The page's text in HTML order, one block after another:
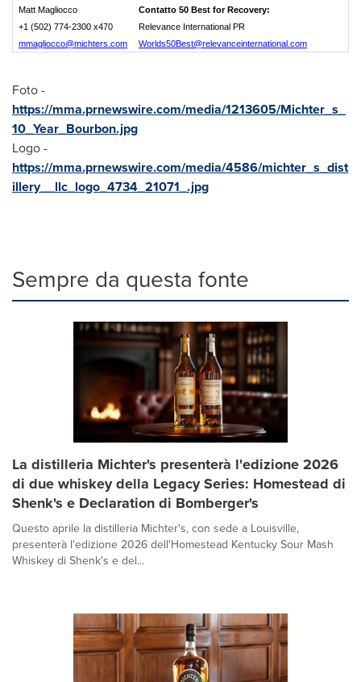
Matt Magliocco
+1 (502) 774-2300 x470
mmagliocco@michters.com
Contatto 50 Best for Recovery:
Relevance International PR
Worlds50Best@relevanceinternational.com
Foto -
https://mma.prnewswire.com/media/1213605/Michter_s_
10_Year_Bourbon.jpg
Logo -
https://mma.prnewswire.com/media/4586/michter_s_dist
illery__llc_logo_4734_21071_.jpg
Sempre da questa fonte
La distilleria Michter's presenterà l'edizione 2026
di due whiskey della Legacy Series: Homestead di
Shenk's e Declaration di Bomberger's
Questo aprile la distilleria Michter's, con sede a Louisville,
presenterà l'edizione 2026 dell'Homestead Kentucky Sour Mash
Whiskey di Shenk's e del...